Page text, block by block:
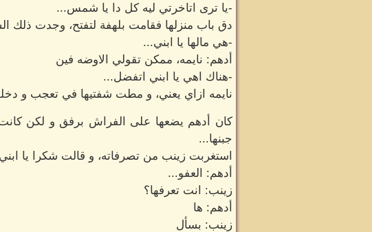
-يا ترى اتاخرتي ليه كل دا يا شمس...
دق باب منزلها فقامت بلهفة لتفتح، وجدت
-هي مالها يا ابني...
أدهم: نايمه، ممكن تقولي الاوضه فين
-هناك اهي يا ابني اتفضل...
نايمه ازاي يعني، و مطت شفتيها في تعجب و
كان أدهم يضعها على الفراش برفق و لكن
جبنها...
استغربت زينب من تصرفاته، و قالت شكرا يا
أدهم: العفو...
زينب: انت تعرفها؟
أدهم: ها
زينب: بسأل